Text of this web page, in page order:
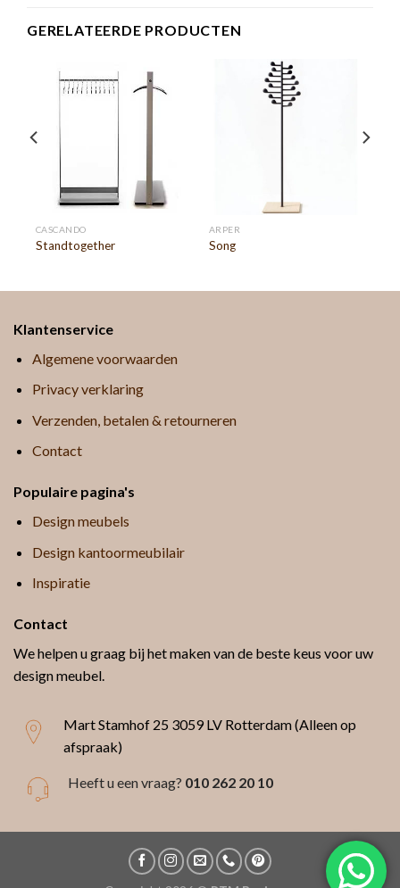
GERELATEERDE PRODUCTEN
CASCANDO
Standtogether
ARPER
Song
Klantenservice
Algemene voorwaarden
Privacy verklaring
Verzenden, betalen & retourneren
Contact
Populaire pagina's
Design meubels
Design kantoormeubilair
Inspiratie
Contact
We helpen u graag bij het maken van de beste keus voor uw
design meubel.
Mart Stamhof 25 3059 LV Rotterdam (Alleen op
afspraak)
Heeft u een vraag? 010 262 20 10